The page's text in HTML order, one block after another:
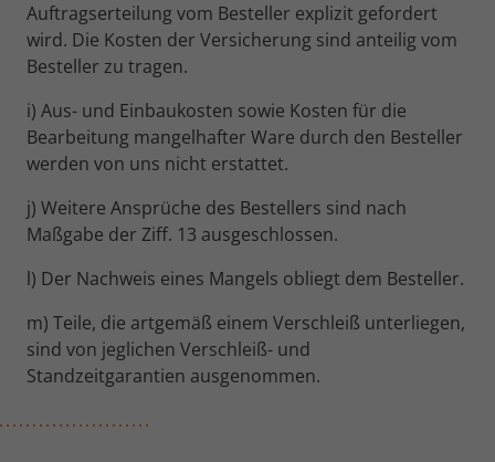
Auftragserteilung vom Besteller explizit gefordert
wird. Die Kosten der Versicherung sind anteilig vom
Besteller zu tragen.
i) Aus- und Einbaukosten sowie Kosten für die
Bearbeitung mangelhafter Ware durch den Besteller
werden von uns nicht erstattet.
j) Weitere Ansprüche des Bestellers sind nach
Maßgabe der Ziff. 13 ausgeschlossen.
l) Der Nachweis eines Mangels obliegt dem Besteller.
m) Teile, die artgemäß einem Verschleiß unterliegen,
sind von jeglichen Verschleiß- und
Standzeitgarantien ausgenommen.